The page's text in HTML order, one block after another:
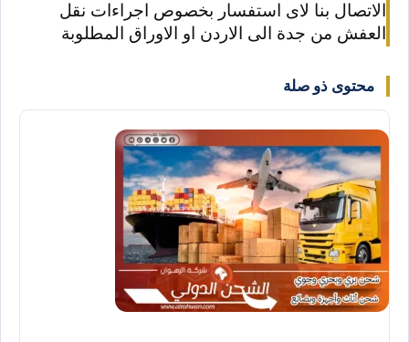
الاتصال بنا لاى استفسار بخصوص اجراءات نقل
العفش من جدة الى الاردن او الاوراق المطلوبة
محتوى ذو صلة